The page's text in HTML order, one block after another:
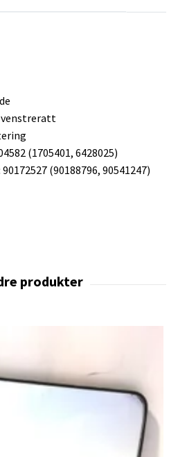
(1705401, 6428025)
(90188796, 90541247)